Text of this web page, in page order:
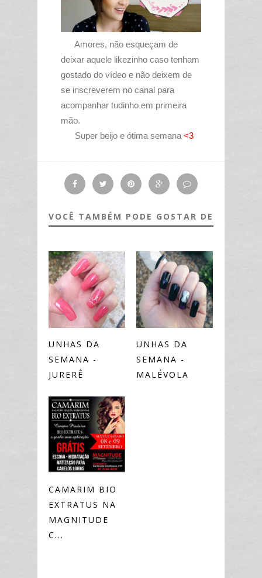
Amores, não esqueçam de
deixar aquele likezinho caso tenham
gostado do vídeo e não deixem de
se inscreverem no canal para
acompanhar tudinho em primeira
mão.
Super beijo e ótima semana <3
VOCÊ TAMBÉM PODE GOSTAR DE
UNHAS DA
SEMANA -
JURERÊ
UNHAS DA
SEMANA -
MALÉVOLA
CAMARIM BIO
EXTRATUS NA
MAGNITUDE
C...